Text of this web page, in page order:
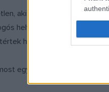
aki vívómesterként
helyezést értek el a
haza a magyar vívók az
egyik leghűségesebb